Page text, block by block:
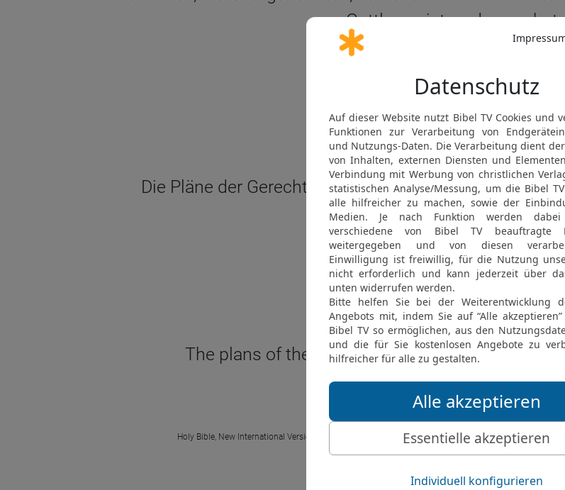
Gottlosen ist, andere zu
Spr 12 5 in der Schlachter
Die Pläne der Gerechten sind richtig, aber die
SPRÜCHE (SPRICHWÖRTER) 12 IN DER SLT
© 2000 Genfer Bibelgesellschaft
Spr 12 5 in der New International
The plans of the righteous are just, but the
SPRÜCHE (SPRICHWÖRTER) 12 IN DER NIV
Holy Bible, New International Version ® (Anglicised), NIV TM Copyright © 1979, 1984, 2011 by